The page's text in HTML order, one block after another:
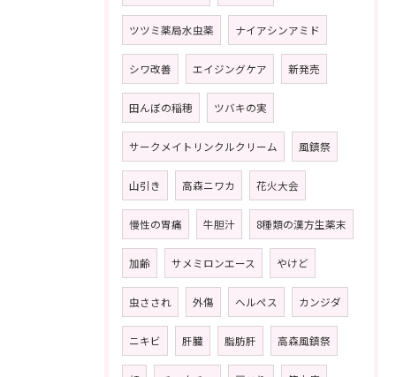
ツツミ薬局水虫薬 ナイアシンアミド
シワ改善 エイジングケア 新発売
田んぼの稲穂 ツバキの実
サークメイトリンクルクリーム 風鎮祭
山引き 高森ニワカ 花火大会
慢性の胃痛 牛胆汁 8種類の漢方生薬末
加齢 サメミロンエース やけど
虫さされ 外傷 ヘルペス カンジダ
ニキビ 肝臓 脂肪肝 高森風鎮祭